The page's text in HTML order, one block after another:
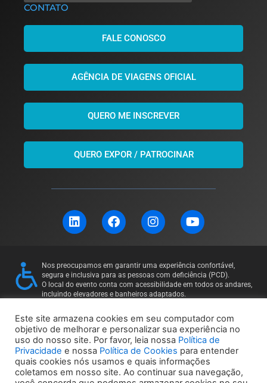
CONTATO
FALE CONOSCO
AGÊNCIA DE VIAGENS OFICIAL
QUERO ME INSCREVER
QUERO EXPOR / PATROCINAR
L
i
e
d
i
n
F
a
b
o
o
k
I
n
a
g
r
a
Y
o
u
b
e
Nos preocupamos em garantir uma experiência confortável,
segura e inclusiva para as pessoas com deficiência (PCD).
O local do evento conta com acessibilidade em todos os andares,
incluindo elevadores e banheiros adaptados.
contato: 11 97169-5011
Política de Privacidade Política de Cookies
Este site armazena cookies em seu computador com
objetivo de melhorar e personalizar sua experiência no
uso do nosso site. Por favor, leia nossa Política de
Privacidade e nossa Política de Cookies para entender
quais cookies nós usamos e quais informações
coletamos em nosso site. Ao continuar sua navegação,